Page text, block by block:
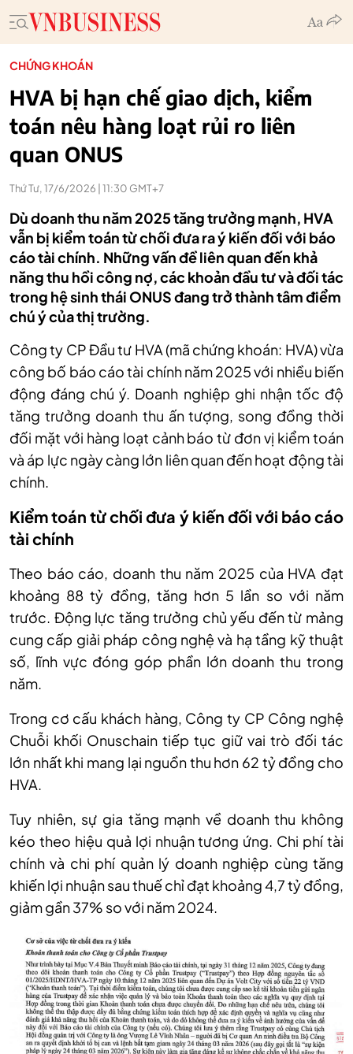
CHỨNG KHOÁN
HVA bị hạn chế giao dịch, kiểm
toán nêu hàng loạt rủi ro liên
quan ONUS
Thứ Tư, 17/6/2026 | 11:30 GMT+7
Dù doanh thu năm 2025 tăng trưởng mạnh, HVA
vẫn bị kiểm toán từ chối đưa ra ý kiến đối với báo
cáo tài chính. Những vấn đề liên quan đến khả
năng thu hồi công nợ, các khoản đầu tư và đối tác
trong hệ sinh thái ONUS đang trở thành tâm điểm
chú ý của thị trường.
Công ty CP Đầu tư HVA (mã chứng khoán: HVA) vừa
công bố báo cáo tài chính năm 2025 với nhiều biến
động đáng chú ý. Doanh nghiệp ghi nhận tốc độ
tăng trưởng doanh thu ấn tượng, song đồng thời
đối mặt với hàng loạt cảnh báo từ đơn vị kiểm toán
và áp lực ngày càng lớn liên quan đến hoạt động tài
chính.
Kiểm toán từ chối đưa ý kiến đối với báo cáo
tài chính
Theo báo cáo, doanh thu năm 2025 của HVA đạt
khoảng 88 tỷ đồng, tăng hơn 5 lần so với năm
trước. Động lực tăng trưởng chủ yếu đến từ mảng
cung cấp giải pháp công nghệ và hạ tầng kỹ thuật
số, lĩnh vực đóng góp phần lớn doanh thu trong
năm.
Trong cơ cấu khách hàng, Công ty CP Công nghệ
Chuỗi khối Onuschain tiếp tục giữ vai trò đối tác
lớn nhất khi mang lại nguồn thu hơn 62 tỷ đồng cho
HVA.
Tuy nhiên, sự gia tăng mạnh về doanh thu không
kéo theo hiệu quả lợi nhuận tương ứng. Chi phí tài
chính và chi phí quản lý doanh nghiệp cùng tăng
khiến lợi nhuận sau thuế chỉ đạt khoảng 4,7 tỷ đồng,
giảm gần 37% so với năm 2024.